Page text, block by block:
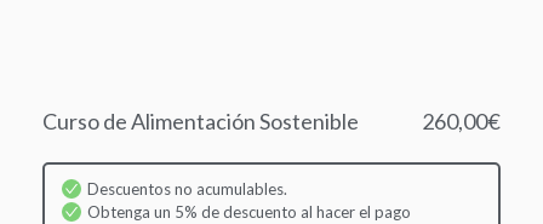
Curso de Alimentación Sostenible 260,00€
Descuentos no acumulables.
Obtenga un 5% de descuento al hacer el pago